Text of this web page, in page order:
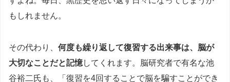
もしれません。
その代わり、 何度も繰り返して復習する出来事は、脳が
大切なことだと記憶してくれます。脳研究者で有名な池
谷裕二氏も、「復習を4回することで脳を騙すことができ